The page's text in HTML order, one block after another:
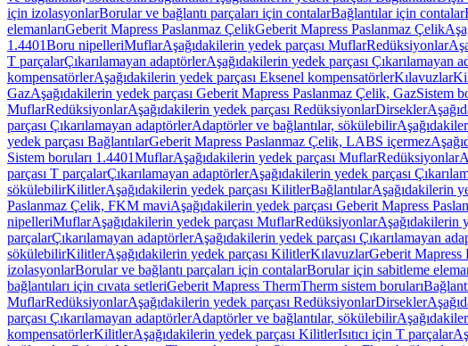
için izolasyonlarBorular ve bağlantı parçaları için contalarBağlantılar için contalar
elemanlarıGeberit Mapress Paslanmaz ÇelikGeberit Mapress Paslanmaz Çelik
1.4401Boru nipelleriMuflarAşağıdakilerin yedek parçası MuflarRedüksiyonlar
T parçalarÇıkarılamayan adaptörlerAşağıdakilerin yedek parçası Çıkarılamayan
kompensatörlerAşağıdakilerin yedek parçası Eksenel kompensatörlerKılavuzlar
GazAşağıdakilerin yedek parçası Geberit Mapress Paslanmaz Çelik, GazSistem
MuflarRedüksiyonlarAşağıdakilerin yedek parçası RedüksiyonlarDirsekler
parçası Çıkarılamayan adaptörlerAdaptörler ve bağlantılar, sökülebilir
yedek parçası BağlantılarGeberit Mapress Paslanmaz Çelik, LABS içermez
Sistem boruları 1.4401MuflarAşağıdakilerin yedek parçası MuflarRedüksiyonlar
parçası T parçalarÇıkarılamayan adaptörlerAşağıdakilerin yedek parçası
sökülebilirKilitlerAşağıdakilerin yedek parçası KilitlerBağlantılarAşağıdakilerin
Paslanmaz Çelik, FKM maviAşağıdakilerin yedek parçası Geberit Mapress
nipelleriMuflarAşağıdakilerin yedek parçası MuflarRedüksiyonlarAşağıdakilerin
parçalarÇıkarılamayan adaptörlerAşağıdakilerin yedek parçası Çıkarılamayan
sökülebilirKilitlerAşağıdakilerin yedek parçası KilitlerKılavuzlarGeberit Mapress
izolasyonlarBorular ve bağlantı parçaları için contalarBorular için sabitleme
bağlantıları için cıvata setleriGeberit Mapress ThermTherm sistem boruları
MuflarRedüksiyonlarAşağıdakilerin yedek parçası RedüksiyonlarDirsekler
parçası Çıkarılamayan adaptörlerAdaptörler ve bağlantılar, sökülebilir
kompensatörlerKilitlerAşağıdakilerin yedek parçası KilitlerIsıtıcı için T parçalar